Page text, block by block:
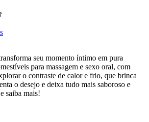
seu momento íntimo em pura
para massagem e sexo oral, com
o contraste de calor e frio, que brinca
o desejo e deixa tudo mais saboroso e
saiba mais!